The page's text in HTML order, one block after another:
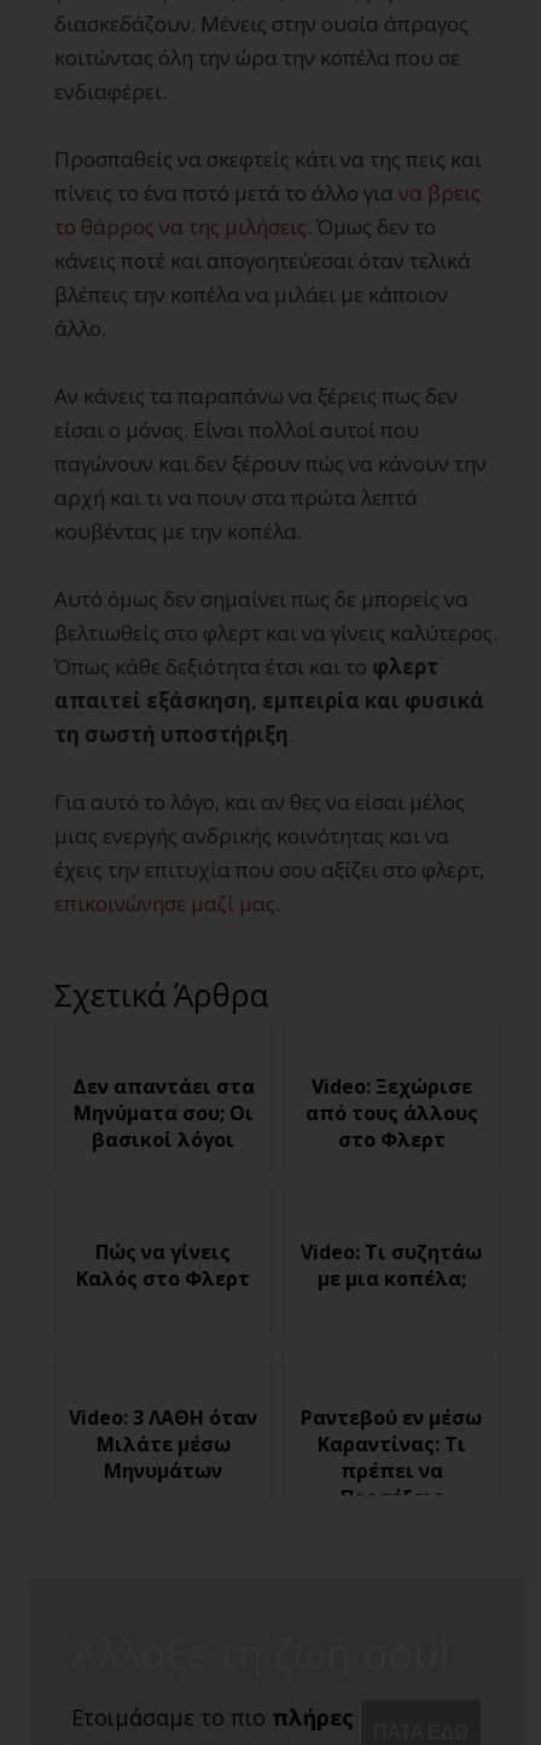
διασκεδάζουν. Μένεις στην ουσία άπραγος
κοιτώντας όλη την ώρα την κοπέλα που σε
ενδιαφέρει.
Προσπαθείς να σκεφτείς κάτι να της πεις και
πίνεις το ένα ποτό μετά το άλλο για να βρεις
το θάρρος να της μιλήσεις. Όμως δεν το
κάνεις ποτέ και απογοητεύεσαι όταν τελικά
βλέπεις την κοπέλα να μιλάει με κάποιον
άλλο.
Αν κάνεις τα παραπάνω να ξέρεις πως δεν
είσαι ο μόνος. Είναι πολλοί αυτοί που
παγώνουν και δεν ξέρουν πώς να κάνουν την
αρχή και τι να πουν στα πρώτα λεπτά
κουβέντας με την κοπέλα.
Αυτό όμως δεν σημαίνει πως δε μπορείς να
βελτιωθείς στο φλερτ και να γίνεις καλύτερος.
Όπως κάθε δεξιότητα έτσι και το φλερτ
απαιτεί εξάσκηση, εμπειρία και φυσικά
τη σωστή υποστήριξη.
Για αυτό το λόγο, και αν θες να είσαι μέλος
μιας ενεργής ανδρικής κοινότητας και να
έχεις την επιτυχία που σου αξίζει στο φλερτ,
επικοινώνησε μαζί μας.
Σχετικά Άρθρα
Δεν απαντάει στα
Μηνύματα σου; Οι
βασικοί λόγοι
Video: Ξεχώρισε
από τους άλλους
στο Φλερτ
Πώς να γίνεις
Καλός στο Φλερτ
Video: Τι συζητάω
με μια κοπέλα;
Video: 3 ΛΑΘΗ όταν
Μιλάτε μέσω
Μηνυμάτων
Ραντεβού εν μέσω
Καραντίνας: Τι
πρέπει να
Προσέξεις
Ετοιμάσαμε το πιο πλήρες